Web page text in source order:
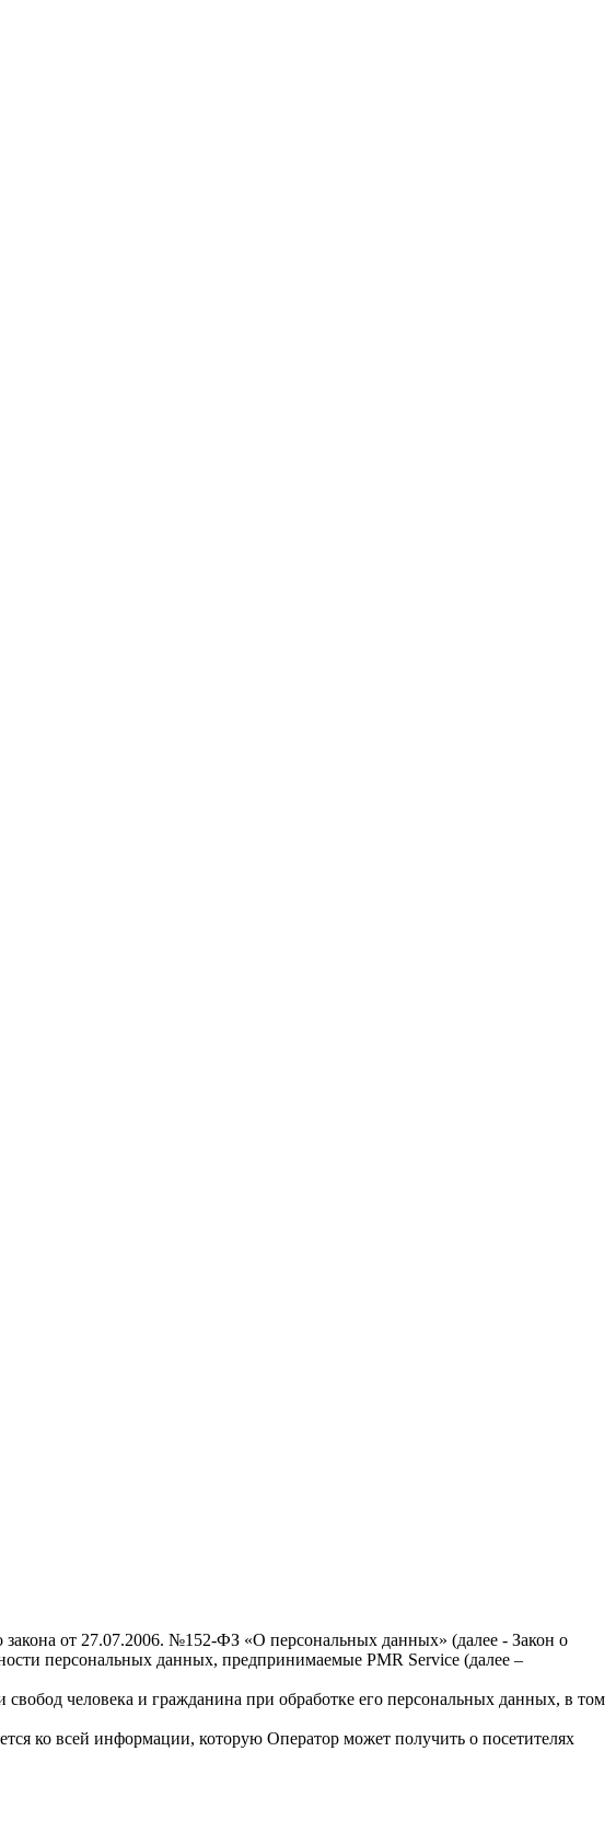
закона от 27.07.2006. №152-ФЗ «О персональных данных» (далее - Закон о
персональных данных, предпринимаемые PMR Service (далее –
человека и гражданина при обработке его персональных данных, в том
ко всей информации, которую Оператор может получить о посетителях